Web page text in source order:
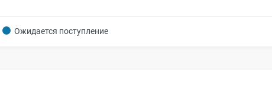
Ожидается поступление